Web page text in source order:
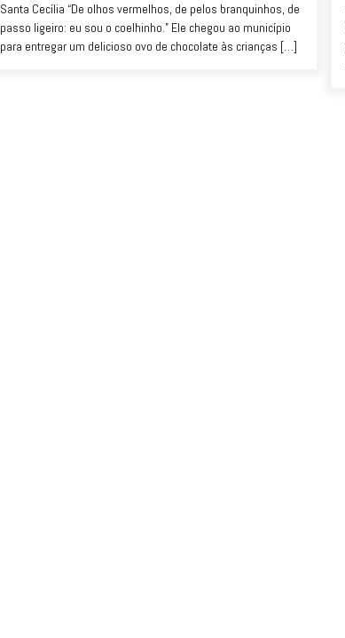
Santa Cecília “De olhos vermelhos, de pelos branquinhos, de
passo ligeiro: eu sou o coelhinho.” Ele chegou ao município
para entregar um delicioso ovo de chocolate às crianças […]